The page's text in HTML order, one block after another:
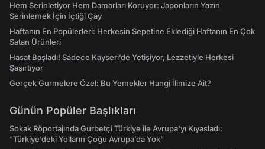
Hem Serinletiyor Hem Damarları Koruyor: Japonların Yazın
Serinlemek İçin İçtiği Çay
Haftanın En Popülerleri: Herkesin Sepetine Eklediği Haftanın En Çok
Satan Ürünleri
Hasat Başladı! Sadece Kayseri’de Yetişiyor, Lezzetiyle Herkesi
Şaşırtıyor
Gerçek Gurmelere Özel: Bu Yemekler Hangi İlimize Ait?
Günün Popüler Başlıkları
Sokak Röportajında Gurbetçi Türkiye ile Avrupa'yı Kıyasladı:
"Türkiye’deki Yolların Çoğu Avrupa’da Yok"